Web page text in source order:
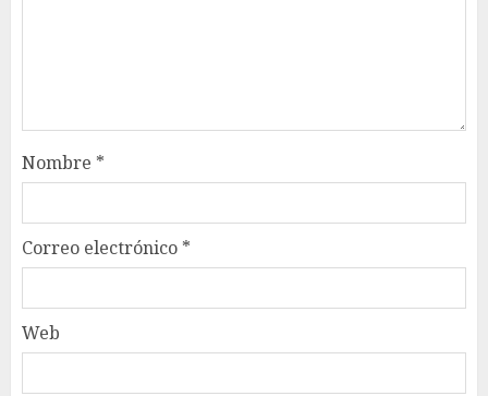
Nombre *
Correo electrónico *
Web